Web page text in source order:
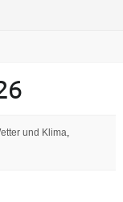
und Klima,